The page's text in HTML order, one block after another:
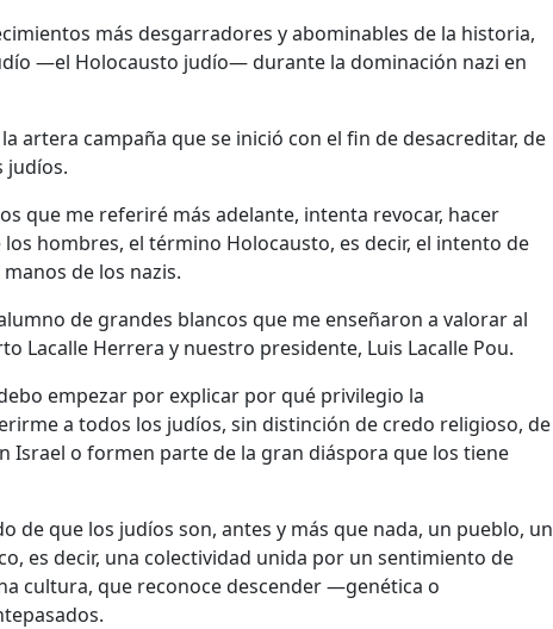
más desgarradores y abominables de la historia,
—el Holocausto judío— durante la dominación nazi en
artera campaña que se inició con el fin de desacreditar, de
judíos.
que me referiré más adelante, intenta revocar, hacer
hombres, el término Holocausto, es decir, el intento de
de los nazis.
de grandes blancos que me enseñaron a valorar al
Lacalle Herrera y nuestro presidente, Luis Lacalle Pou.
empezar por explicar por qué privilegio la
a todos los judíos, sin distinción de credo religioso, de
Israel o formen parte de la gran diáspora que los tiene
de que los judíos son, antes y más que nada, un pueblo, un
es decir, una colectividad unida por un sentimiento de
cultura, que reconoce descender —genética o